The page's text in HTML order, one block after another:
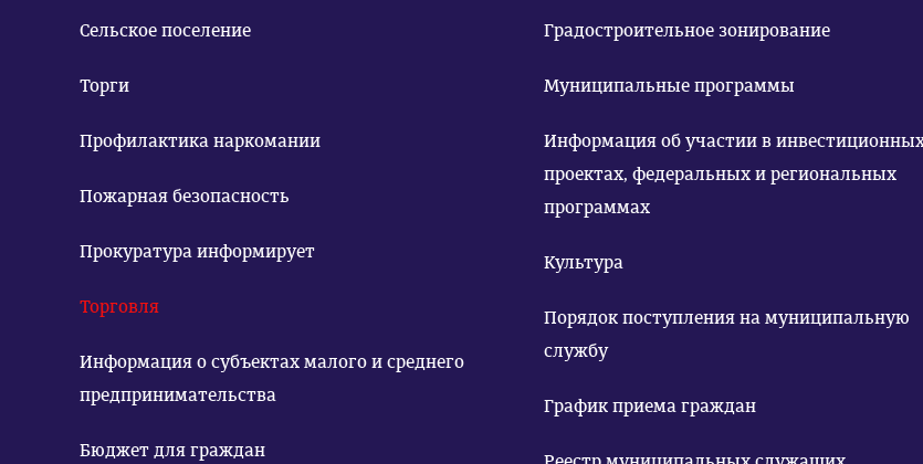
Сельское поселение
Торги
Профилактика наркомании
Пожарная безопасность
Прокуратура информирует
Торговля
Информация о субъектах малого и среднего
предпринимательства
Бюджет для граждан
Градостроительное зонирование
Муниципальные программы
Информация об участии в
проектах, федеральных и региональных
программах
Культура
Порядок поступления на муниципальную
службу
График приема граждан